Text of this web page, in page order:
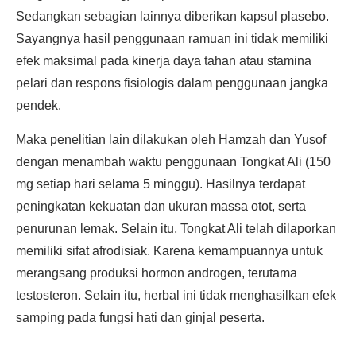
Sedangkan sebagian lainnya diberikan kapsul plasebo.
Sayangnya hasil penggunaan ramuan ini tidak memiliki
efek maksimal pada kinerja daya tahan atau stamina
pelari dan respons fisiologis dalam penggunaan jangka
pendek.
Maka penelitian lain dilakukan oleh Hamzah dan Yusof
dengan menambah waktu penggunaan Tongkat Ali (150
mg setiap hari selama 5 minggu). Hasilnya terdapat
peningkatan kekuatan dan ukuran massa otot, serta
penurunan lemak. Selain itu, Tongkat Ali telah dilaporkan
memiliki sifat afrodisiak. Karena kemampuannya untuk
merangsang produksi hormon androgen, terutama
testosteron. Selain itu, herbal ini tidak menghasilkan efek
samping pada fungsi hati dan ginjal peserta.